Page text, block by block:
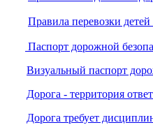
Правила перевозки
Паспорт дорожной
Визуальный паспорт
Дорога - территория
Дорога требует